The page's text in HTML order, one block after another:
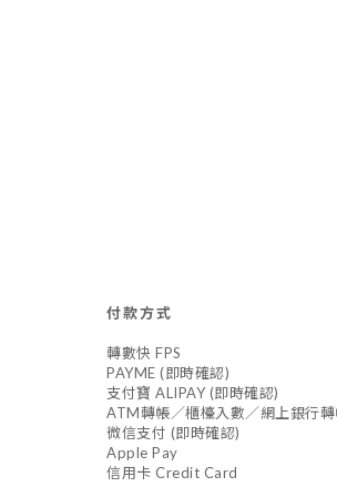
付款方式
轉數快 FPS
PAYME (即時確認)
支付寶 ALIPAY (即時確認)
ATM轉帳／櫃檯入數／網上銀行
微信支付 (即時確認)
Apple Pay
信用卡 Credit Card